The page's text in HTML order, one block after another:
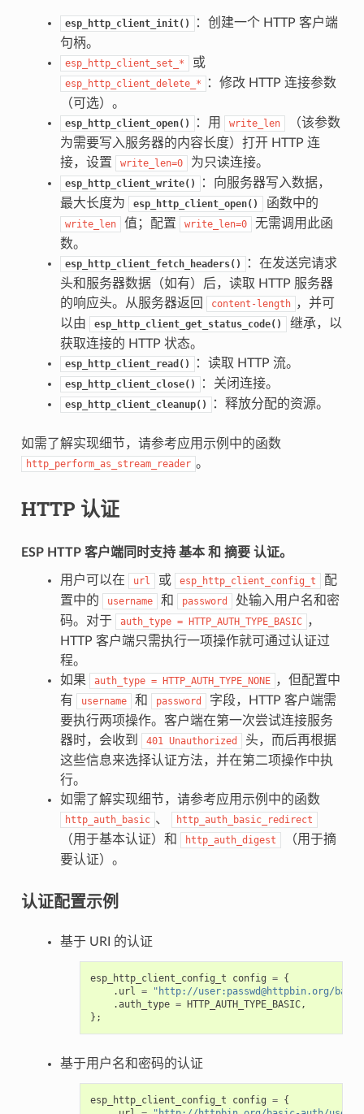
esp_http_client_init()
：创建一个 HTTP 客户端
句柄。
esp_http_client_set_* 或
esp_http_client_delete_*
：修改 HTTP 连接参数
（可选）。
esp_http_client_open() ：用 write_len
（该参数
为需要写入服务器的内容长度）打开 HTTP 连
接，设置
write_len=0 为只读连接。
esp_http_client_write()
：向服务器写入数据，
最大长度为
esp_http_client_open() 函数中的
write_len 值；配置 write_len=0
无需调用此函
数。
esp_http_client_fetch_headers()
：在发送完请求
头和服务器数据（如有）后，读取 HTTP 服务器
的响应头。从服务器返回
content-length ，并可
以由
esp_http_client_get_status_code()
继承，以
获取连接的 HTTP 状态。
esp_http_client_read() ：读取 HTTP 流。
esp_http_client_close() ：关闭连接。
esp_http_client_cleanup() ：释放分配的资源。
如需了解实现细节，请参考应用示例中的函数
http_perform_as_stream_reader 。
HTTP 认证
ESP HTTP 客户端同时支持 基本和 摘要认证。
用户可以在 url 或 esp_http_client_config_t
配
置中的
username 和 password
处输入用户名和密
码。对于
auth_type = HTTP_AUTH_TYPE_BASIC ，
HTTP 客户端只需执行一项操作就可通过认证过
程。
如果
auth_type = HTTP_AUTH_TYPE_NONE ，但配置中
有
username 和 password
字段，HTTP 客户端需
要执行两项操作。客户端在第一次尝试连接服务
器时，会收到
401 Unauthorized
头，而后再根据
这些信息来选择认证方法，并在第二项操作中执
行。
如需了解实现细节，请参考应用示例中的函数
http_auth_basic 、 http_auth_basic_redirect
（用于基本认证）和 http_auth_digest
（用于摘
要认证）。
认证配置示例
基于 URI 的认证
esp_http_client_config_t config = {
. url =
"http://user:passwd@httpbin.org/
.auth_type = HTTP_AUTH_TYPE_BASIC,
};
基于用户名和密码的认证
esp_http_client_config_t config = {